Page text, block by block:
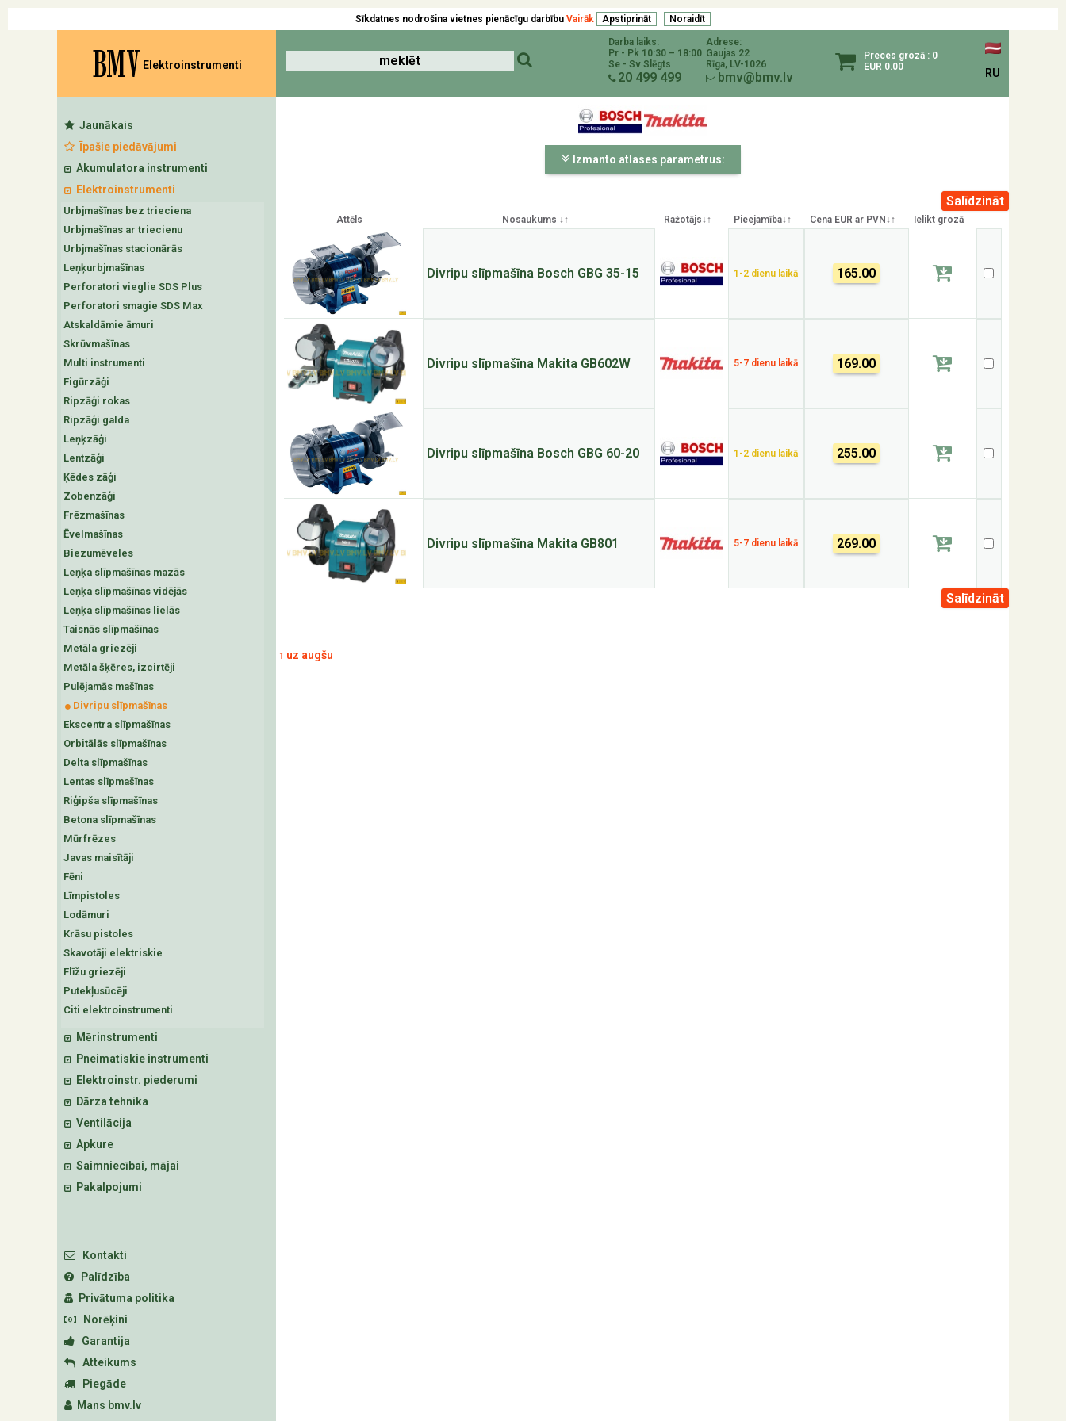
Sīkdatnes nodrošina vietnes pienācīgu darbību Vairāk
BMV Elektroinstrumenti
Darba laiks:
Pr - Pk 10:30 – 18:00
Se - Sv Slēgts
20 499 499
Adrese:
Gaujas 22
Rīga, LV-1026
bmv@bmv.lv
Preces grozā : 0
EUR 0.00
RU
Jaunākais
Īpašie piedāvājumi
Akumulatora instrumenti
Elektroinstrumenti
Urbjmašīnas bez trieciena
Urbjmašīnas ar triecienu
Urbjmašīnas stacionārās
Leņķurbjmašīnas
Perforatori vieglie SDS Plus
Perforatori smagie SDS Max
Atskaldāmie āmuri
Skrūvmašīnas
Multi instrumenti
Figūrzāģi
Ripzāģi rokas
Ripzāģi galda
Leņķzāģi
Lentzāģi
Ķēdes zāģi
Zobenzāģi
Frēzmašīnas
Ēvelmašīnas
Biezumēveles
Leņķa slīpmašīnas mazās
Leņķa slīpmašīnas vidējās
Leņķa slīpmašīnas lielās
Taisnās slīpmašīnas
Metāla griezēji
Metāla šķēres, izcirtēji
Pulējamās mašīnas
Divripu slīpmašīnas
Ekscentra slīpmašīnas
Orbitālās slīpmašīnas
Delta slīpmašīnas
Lentas slīpmašīnas
Riģipša slīpmašīnas
Betona slīpmašīnas
Mūrfrēzes
Javas maisītāji
Fēni
Līmpistoles
Lodāmuri
Krāsu pistoles
Skavotāji elektriskie
Flīžu griezēji
Putekļusūcēji
Citi elektroinstrumenti
Mērinstrumenti
Pneimatiskie instrumenti
Elektroinstr. piederumi
Dārza tehnika
Ventilācija
Apkure
Saimniecībai, mājai
Pakalpojumi
Kontakti
Palīdzība
Privātuma politika
Norēķini
Garantija
Atteikums
Piegāde
Mans bmv.lv
Izmanto atlases parametrus:
Attēls Nosaukums ↓↑ Ražotājs↓↑ Pieejamība↓↑ Cena EUR ar PVN↓↑ Ielikt grozā
Divripu slīpmašīna Bosch GBG 35-15 1-2 dienu laikā 165.00
Divripu slīpmašīna Makita GB602W 5-7 dienu laikā 169.00
Divripu slīpmašīna Bosch GBG 60-20 1-2 dienu laikā 255.00
Divripu slīpmašīna Makita GB801 5-7 dienu laikā 269.00
↑ uz augšu